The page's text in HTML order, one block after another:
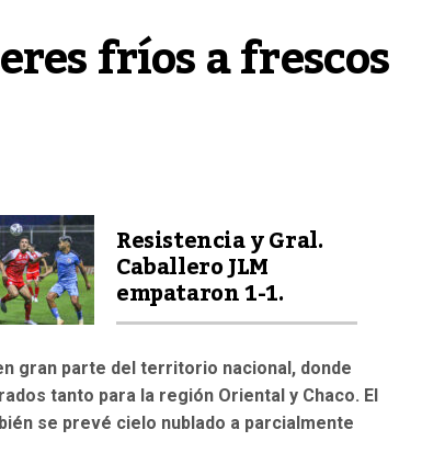
fríos a frescos
Resistencia y Gral.
Caballero JLM
empataron 1-1.
gran parte del territorio nacional, donde
tanto para la región Oriental y Chaco. El
se prevé cielo nublado a parcialmente